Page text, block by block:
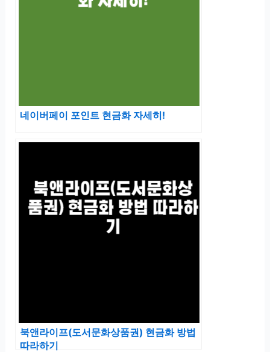
네이버페이 포인트 현금화 자세히!
북앤라이프(도서문화상품권) 현금화 방법
따라하기